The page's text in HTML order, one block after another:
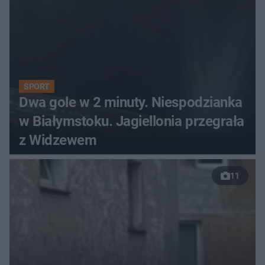
SPORT
Dwa gole w 2 minuty. Niespodzianka
w Białymstoku. Jagiellonia przegrała
z Widzewem
11